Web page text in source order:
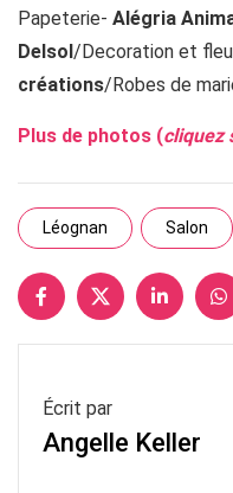
Papeterie- Alégria
Delsol/Decoration et
créations/Robes de
Plus de photos (cliquez
Léognan Salon
Écrit par
Angelle Keller